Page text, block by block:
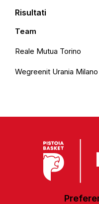
Risultati
Team
Reale Mutua Torino
Wegreenit Urania Milano